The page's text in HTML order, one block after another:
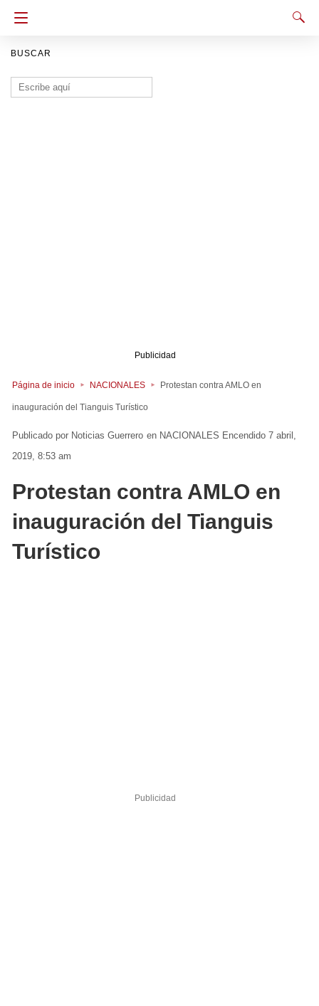
BUSCAR
Buscar:
Publicidad
Página de inicio NACIONALES Protestan contra AMLO en
inauguración del Tianguis Turístico
Noticias Guerrero en NACIONALES Encendido 7 abril,
2019, 8:53 am
Protestan contra AMLO en
inauguración del Tianguis
Turístico
Publicidad